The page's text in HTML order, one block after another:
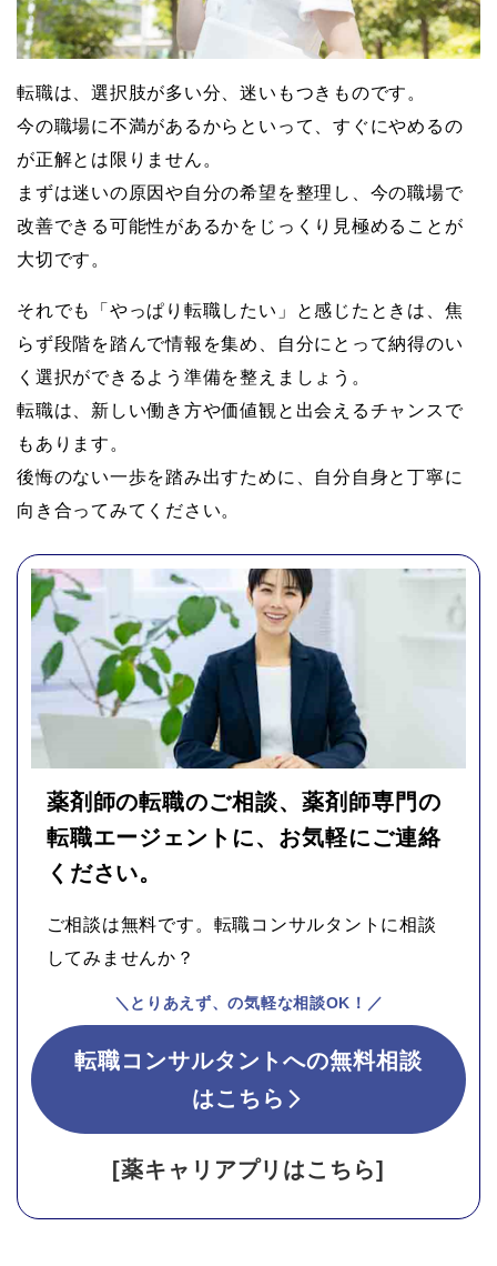
転職は、選択肢が多い分、迷いもつきものです。
今の職場に不満があるからといって、すぐにやめるの
が正解とは限りません。
まずは迷いの原因や自分の希望を整理し、今の職場で
改善できる可能性があるかをじっくり見極めることが
大切です。
それでも「やっぱり転職したい」と感じたときは、焦
らず段階を踏んで情報を集め、自分にとって納得のい
く選択ができるよう準備を整えましょう。
転職は、新しい働き方や価値観と出会えるチャンスで
もあります。
後悔のない一歩を踏み出すために、自分自身と丁寧に
向き合ってみてください。
薬剤師の転職のご相談、薬剤師専門の
転職エージェントに、お気軽にご連絡
ください。
ご相談は無料です。転職コンサルタントに相談
してみませんか？
＼とりあえず、の気軽な相談OK！／
転職コンサルタントへの無料相談
はこちら
[薬キャリアプリはこちら]